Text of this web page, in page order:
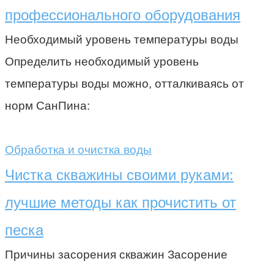
профессионального оборудования
Необходимый уровень температуры воды
Определить необходимый уровень
температуры воды можно, отталкиваясь от
норм СанПина:
Обработка и очистка воды
Чистка скважины своими руками:
лучшие методы как прочистить от
песка
Причины засорения скважин Засорение